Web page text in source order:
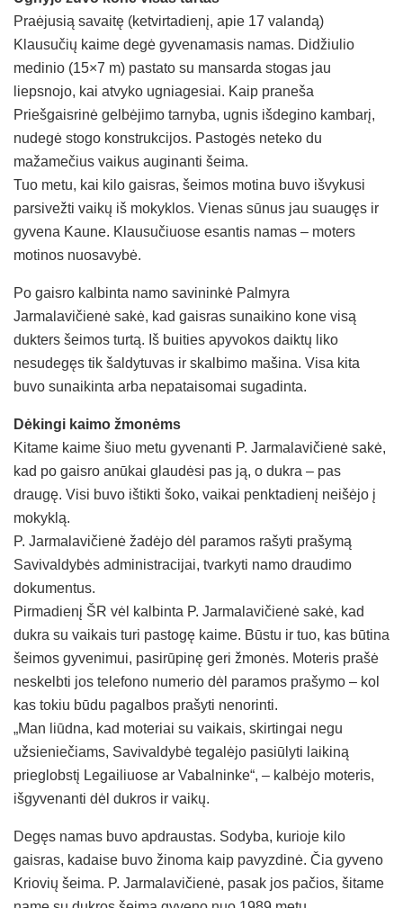
Praėjusią savaitę (ketvirtadienį, apie 17 valandą)
Klausučių kaime degė gyvenamasis namas. Didžiulio
medinio (15×7 m) pastato su mansarda stogas jau
liepsnojo, kai atvyko ugniagesiai. Kaip praneša
Priešgaisrinė gelbėjimo tarnyba, ugnis išdegino kambarį,
nudegė stogo konstrukcijos. Pastogės neteko du
mažamečius vaikus auginanti šeima.
Tuo metu, kai kilo gaisras, šeimos motina buvo išvykusi
parsivežti vaikų iš mokyklos. Vienas sūnus jau suaugęs ir
gyvena Kaune. Klausučiuose esantis namas – moters
motinos nuosavybė.
Po gaisro kalbinta namo savininkė Palmyra
Jarmalavičienė sakė, kad gaisras sunaikino kone visą
dukters šeimos turtą. Iš buities apyvokos daiktų liko
nesudegęs tik šaldytuvas ir skalbimo mašina. Visa kita
buvo sunaikinta arba nepataisomai sugadinta.
Dėkingi kaimo žmonėms
Kitame kaime šiuo metu gyvenanti P. Jarmalavičienė sakė,
kad po gaisro anūkai glaudėsi pas ją, o dukra – pas
draugę. Visi buvo ištikti šoko, vaikai penktadienį neišėjo į
mokyklą.
P. Jarmalavičienė žadėjo dėl paramos rašyti prašymą
Savivaldybės administracijai, tvarkyti namo draudimo
dokumentus.
Pirmadienį ŠR vėl kalbinta P. Jarmalavičienė sakė, kad
dukra su vaikais turi pastogę kaime. Būstu ir tuo, kas būtina
šeimos gyvenimui, pasirūpinę geri žmonės. Moteris prašė
neskelbti jos telefono numerio dėl paramos prašymo – kol
kas tokiu būdu pagalbos prašyti nenorinti.
„Man liūdna, kad moteriai su vaikais, skirtingai negu
užsieniečiams, Savivaldybė tegalėjo pasiūlyti laikiną
prieglobstį Legailiuose ar Vabalninke“, – kalbėjo moteris,
išgyvenanti dėl dukros ir vaikų.
Degęs namas buvo apdraustas. Sodyba, kurioje kilo
gaisras, kadaise buvo žinoma kaip pavyzdinė. Čia gyveno
Kriovių šeima. P. Jarmalavičienė, pasak jos pačios, šitame